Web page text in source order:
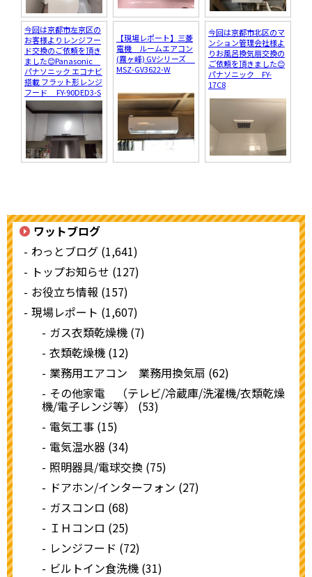
今回は京都市左京区の
お客様よりレンジフー
ド交換のご依頼を頂き
ました😊Panasonic
パナソニック エコナビ
搭載 フラット形レンジ
フード FY-90DED3-S
【現場レポート】三菱
電機 ルームエアコン
(霧ヶ峰) GVシリーズ
MSZ-GV3622-W
今回は京都市北区のマ
ンション管理会社様よ
りお風呂換気扇交換の
ご依頼を頂きました😊
パナソニック FY-
17C8
ワットブログ
わっとブログ (1,641)
トップお知らせ (127)
お役立ち情報 (157)
現場レポート (1,607)
ガス衣類乾燥機 (7)
衣類乾燥機 (12)
業務用エアコン 業務用換気扇 (62)
その他家電 （テレビ/冷蔵庫/洗濯機/衣類乾燥
機/電子レンジ等） (53)
電気工事 (15)
電気温水器 (34)
照明器具/電球交換 (75)
ドアホン/インターフォン (27)
ガスコンロ (68)
ＩＨコンロ (25)
レンジフード (72)
ビルトイン食洗機 (31)